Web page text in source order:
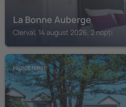
La Bonne Auberge
Clerval, 14 august 2026, 2 nopți
FROIDETERRE